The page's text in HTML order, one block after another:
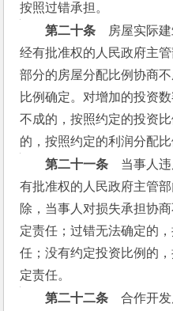
按照过错承担。
第二十条 房屋实际建
经有批准权的人民政府主
部分的房屋分配比例协商
比例确定。对增加的投资
不成的，按照约定的投资
的，按照约定的利润分配比
第二十一条 当事人违
有批准权的人民政府主管
除，当事人对损失承担协
定责任；过错无法确定的
任；没有约定投资比例的
定责任。
第二十二条 合作开发